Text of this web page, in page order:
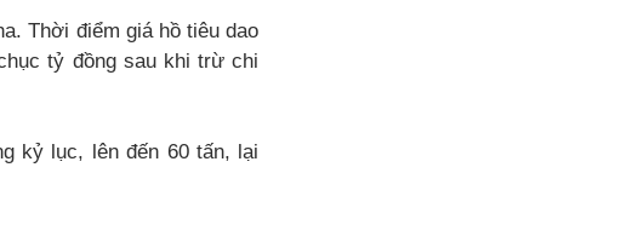
Thời điểm giá hồ tiêu dao
tỷ đồng sau khi trừ chi
kỷ lục, lên đến 60 tấn, lại